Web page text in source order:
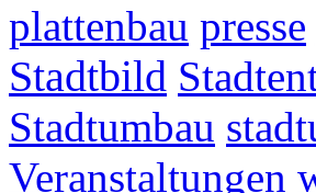
plattenbau presse
Stadtbild
Stadtumbau
Veranstaltungen